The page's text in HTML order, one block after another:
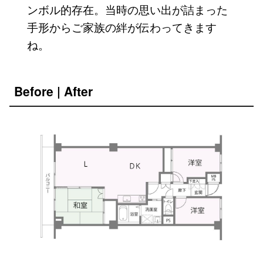
ンボル的存在。当時の思い出が詰まった
手形からご家族の絆が伝わってきます
ね。
Before | After